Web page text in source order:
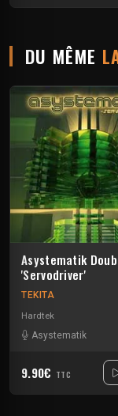
DU MÊME
Asystematik
'Servodriver'
TEKITA
Hardtek
Asystematik
9.90€ TTC